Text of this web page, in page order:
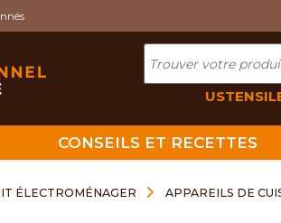
CONSEILS ET RECETTES
ÉLECTROMÉNAGER APPAREILS DE